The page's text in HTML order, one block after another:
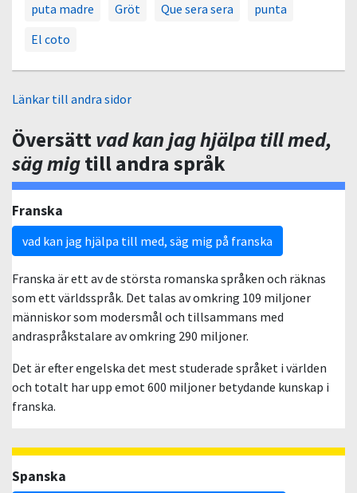
puta madre
Gröt Que sera sera
punta
El coto
Länkar till andra sidor
Översättvad kan jag hjälpa till med,
säg migtill andra språk
Franska
vad kan jag hjälpa till med, säg mig på franska
Franska är ett av de största romanska språken och räknas
som ett världsspråk. Det talas av omkring 109 miljoner
människor som modersmål och tillsammans med
andraspråkstalare av omkring 290 miljoner.
Det är efter engelska det mest studerade språket i världen
och totalt har upp emot 600 miljoner betydande kunskap i
franska.
Spanska